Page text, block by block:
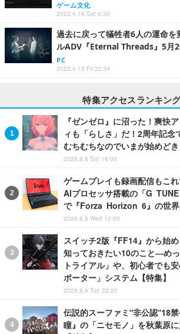
ゲーム文化
2022.4.16 Sat 6:30
過去に戻って犠牲者6人の運命
ルADV『Eternal Threads』5月
PC
2022.4.15 Fri 22:34
特集アクセスランキン
『ゼンゼロ』に沼った！爽快
ィも「らしさ」だ！2周年記念
むちむちなのでいまが始めどき
2026.8.8 Sat 19:00
ゲームプレイも録画配信もこ
AIプロセッサ搭載の「G
で『Forza Horizon 6』の世界
2026.8.5 Wed 12:00
スイッチ2版『FF14』から始
知っておきたい10のこと―め
トライアル」や、初心者でも
ポーター」システム【特集】
2026.8.4 Tue 22:20
伝説的スーファミ“非公認”18
瞳』の「ニセモノ」を秋葉原